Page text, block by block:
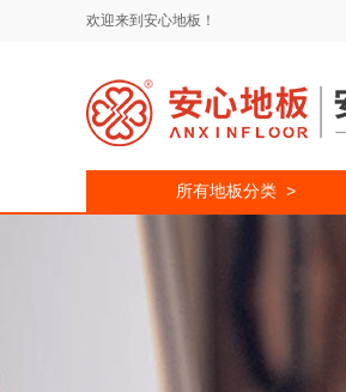
欢迎来到安心地板！
所有地板分类 >